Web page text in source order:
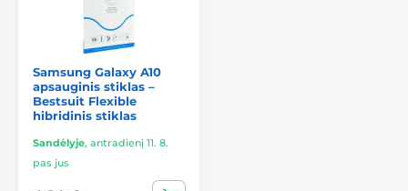
Samsung Galaxy A10
apsauginis stiklas –
Bestsuit Flexible
hibridinis stiklas
Sandėlyje, antradienį 11. 8.
pas jus